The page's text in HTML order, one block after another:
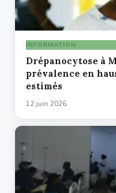
INFORMATION
Drépanocytose à
prévalence en
estimés
12 juin 2026